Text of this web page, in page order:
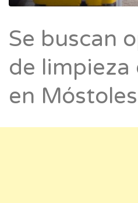
Se buscan
de limpieza
en